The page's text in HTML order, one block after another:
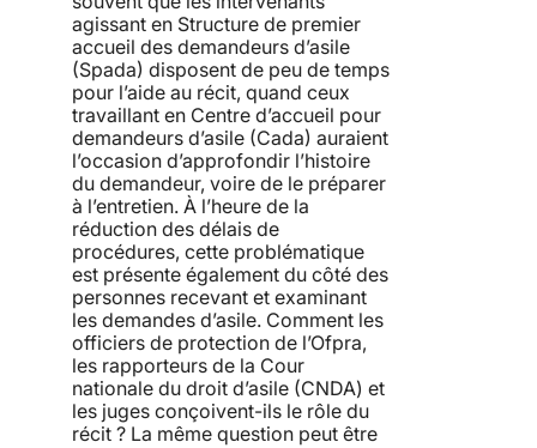
agissant en Structure de premier
accueil des demandeurs d’asile
(Spada) disposent de peu de temps
pour l’aide au récit, quand ceux
travaillant en Centre d’accueil pour
demandeurs d’asile (Cada) auraient
l’occasion d’approfondir l’histoire
du demandeur, voire de le préparer
à l’entretien. À l’heure de la
réduction des délais de
procédures, cette problématique
est présente également du côté des
personnes recevant et examinant
les demandes d’asile. Comment les
officiers de protection de l’Ofpra,
les rapporteurs de la Cour
nationale du droit d’asile (CNDA) et
les juges conçoivent-ils le rôle du
récit ? La même question peut être